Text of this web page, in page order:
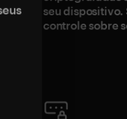
seu dispositivo.
controle sobre